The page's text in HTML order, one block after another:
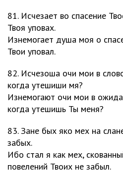
81. Исчезает во спасение
Твоя уповах.
Изнемогает душа моя о
Твои уповал.
82. Исчезоша очи мои в
когда утешиши мя?
Изнемогают очи мои в
когда утешишь Ты меня?
83. Зане бых яко мех на
забых.
Ибо стал я как мех,
повелений Твоих не забыл.